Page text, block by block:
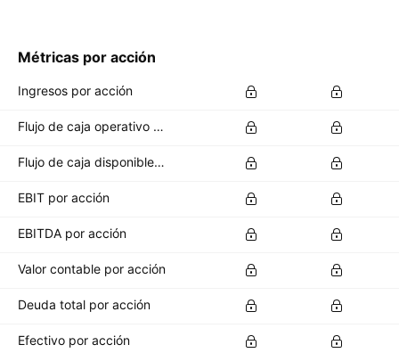
Métricas por acción
Ingresos por acción
Flujo de caja operativo por acción
Flujo de caja disponible por acción
EBIT por acción
EBITDA por acción
Valor contable por acción
Deuda total por acción
Efectivo por acción